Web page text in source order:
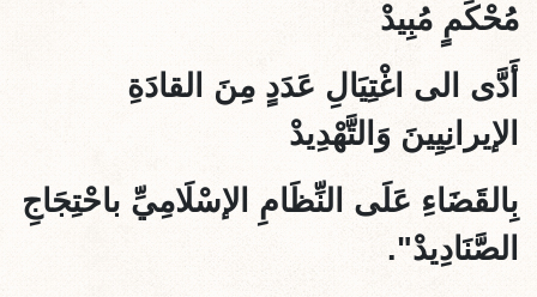
مُحْكَمٍ مُبِيدْ
أَدَّى الى اغْتِيَالِ عَدَدٍ مِنَ القادَةِ
الإيرانِيِينَ وَالتَّهْدِيدْ
بِالقَضَاءِ عَلَى النِّظَامِ الإسْلَامِيِّ باحْتِجَاجِ
الصَّنَادِيدْ".